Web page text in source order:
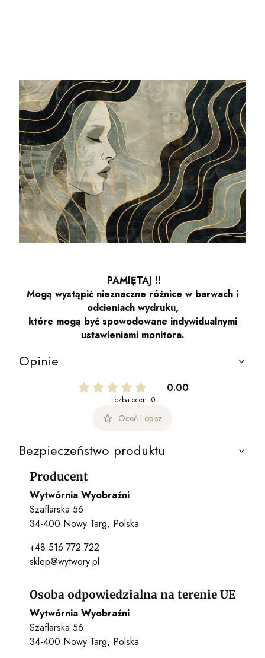
PAMIĘTAJ !!
Mogą wystąpić nieznaczne różnice w barwach i
odcieniach wydruku,
które mogą być spowodowane indywidualnymi
ustawieniami monitora.
Opinie
0.00
Liczba ocen: 0
Oceń i opisz
Bezpieczeństwo produktu
Producent
Wytwórnia Wyobraźni
Szaflarska 56
34-400 Nowy Targ, Polska
+48 516 772 722
sklep@wytwory.pl
Osoba odpowiedzialna na terenie UE
Wytwórnia Wyobraźni
Szaflarska 56
34-400 Nowy Targ, Polska